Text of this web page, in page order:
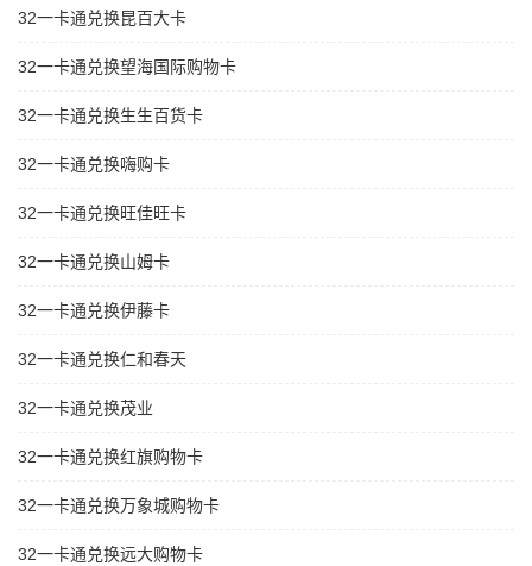
32一卡通兑换昆百大卡
32一卡通兑换望海国际购物卡
32一卡通兑换生生百货卡
32一卡通兑换嗨购卡
32一卡通兑换旺佳旺卡
32一卡通兑换山姆卡
32一卡通兑换伊藤卡
32一卡通兑换仁和春天
32一卡通兑换茂业
32一卡通兑换红旗购物卡
32一卡通兑换万象城购物卡
32一卡通兑换远大购物卡